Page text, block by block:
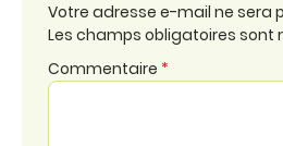
Votre adresse e-mail ne sera
Les champs obligatoires sont
Commentaire *